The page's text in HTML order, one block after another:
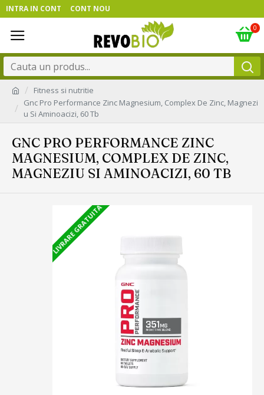
INTRA IN CONT CONT NOU
0
Fitness si nutritie
Gnc Pro Performance Zinc Magnesium, Complex De Zinc, Magnezi
u Si Aminoacizi, 60 Tb
GNC PRO PERFORMANCE ZINC
MAGNESIUM, COMPLEX DE ZINC,
MAGNEZIU SI AMINOACIZI, 60 TB
LIVRARE GRATUITA